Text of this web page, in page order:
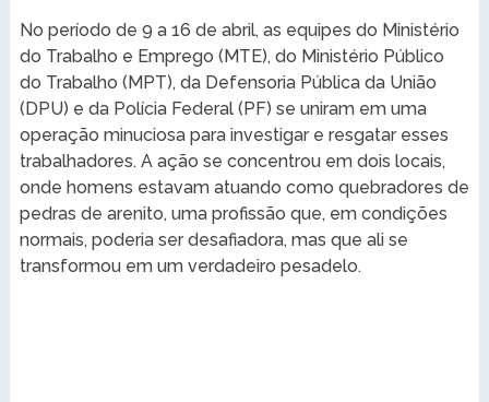
No período de 9 a 16 de abril, as equipes do Ministério
do Trabalho e Emprego (MTE), do Ministério Público
do Trabalho (MPT), da Defensoria Pública da União
(DPU) e da Polícia Federal (PF) se uniram em uma
operação minuciosa para investigar e resgatar esses
trabalhadores. A ação se concentrou em dois locais,
onde homens estavam atuando como quebradores de
pedras de arenito, uma profissão que, em condições
normais, poderia ser desafiadora, mas que ali se
transformou em um verdadeiro pesadelo.